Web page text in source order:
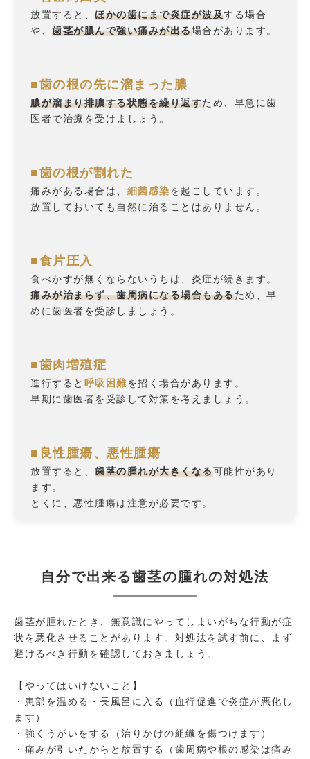
放置すると、 ほかの歯にまで炎症が波及する場合
や、 歯茎が膿んで強い痛みが出る場合があります。
■歯の根の先に溜まった膿
膿が溜まり排膿する状態を繰り返すため、早急に歯
医者で治療を受けましょう。
■歯の根が割れた
痛みがある場合は、 細菌感染を起こしています。
放置しておいても自然に治ることはありません。
■食片圧入
食べかすが無くならないうちは、炎症が続きます。
痛みが治まらず、歯周病になる場合もあるため、早
めに歯医者を受診しましょう。
■歯肉増殖症
進行すると 呼吸困難を招く場合があります。
早期に歯医者を受診して対策を考えましょう。
■良性腫瘍、悪性腫瘍
放置すると、 歯茎の腫れが大きくなる可能性があり
ます。
とくに、悪性腫瘍は注意が必要です。
自分で出来る歯茎の腫れの対処法
歯茎が腫れたとき、無意識にやってしまいがちな行動が症
状を悪化させることがあります。対処法を試す前に、まず
避けるべき行動を確認しておきましょう。
【やってはいけないこと】
・患部を温める・長風呂に入る（血行促進で炎症が悪化し
ます）
・強くうがいをする（治りかけの組織を傷つけます）
・痛みが引いたからと放置する（歯周病や根の感染は痛み